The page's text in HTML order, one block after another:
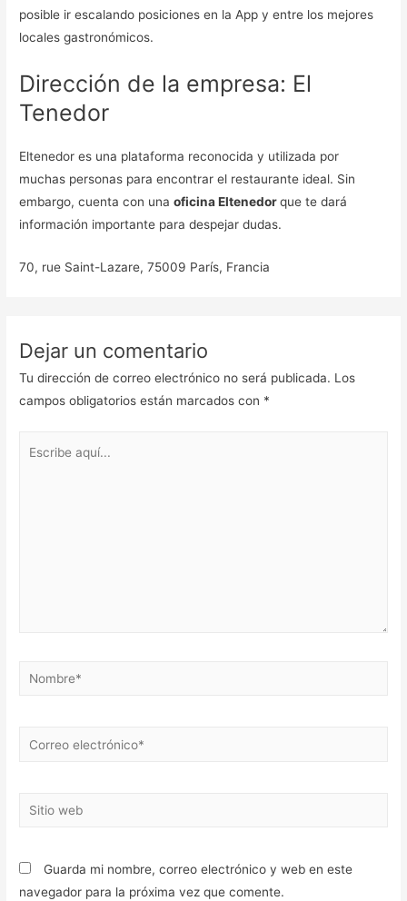
posible ir escalando posiciones en la App y entre los mejores
locales gastronómicos.
Dirección de la empresa: El
Tenedor
Eltenedor es una plataforma reconocida y utilizada por
muchas personas para encontrar el restaurante ideal. Sin
embargo, cuenta con unaoficina Eltenedorque te dará
información importante para despejar dudas.
70, rue Saint-Lazare, 75009 París, Francia
Dejar un comentario
Tu dirección de correo electrónico no será publicada. Los
campos obligatorios están marcados con *
Nombre*
Correo
Sitio
Guarda mi nombre, correo electrónico y web en este
navegador para la próxima vez que comente.